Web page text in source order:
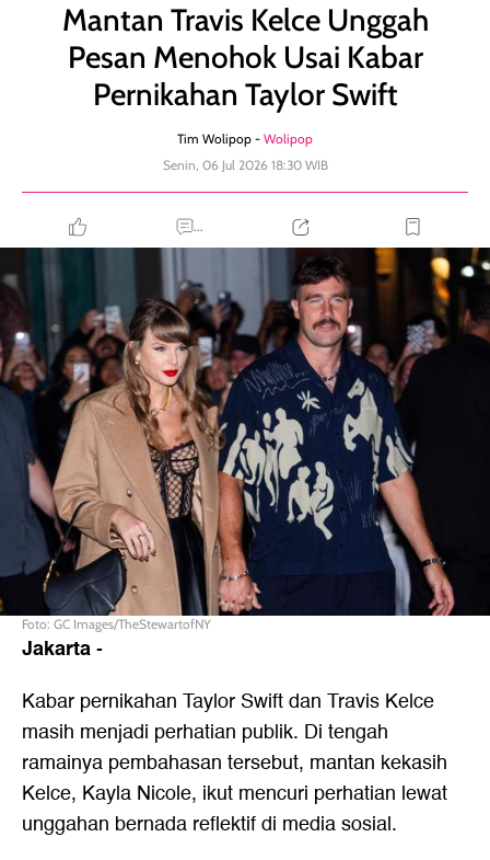
Mantan Travis Kelce Unggah
Pesan Menohok Usai Kabar
Pernikahan Taylor Swift
Tim Wolipop - Wolipop
Senin, 06 Jul 2026 18:30 WIB
...
Foto: GC Images/TheStewartofNY
Jakarta-
Kabar pernikahan Taylor Swift dan Travis Kelce
masih menjadi perhatian publik. Di tengah
ramainya pembahasan tersebut, mantan kekasih
Kelce, Kayla Nicole, ikut mencuri perhatian lewat
unggahan bernada reflektif di media sosial.